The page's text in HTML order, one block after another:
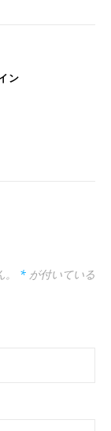
ン
* が付いている